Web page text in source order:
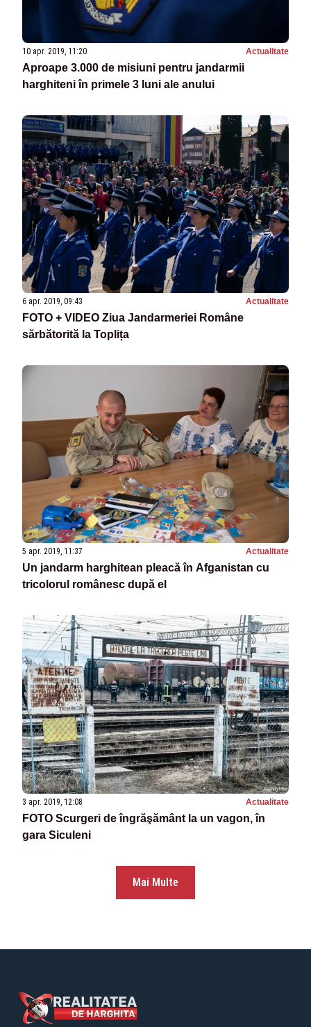
10 apr. 2019, 11:20 Actualitate
Aproape 3.000 de misiuni pentru jandarmii
harghiteni în primele 3 luni ale anului
6 apr. 2019, 09:43 Actualitate
FOTO + VIDEO Ziua Jandarmeriei Române
sărbătorită la Toplița
5 apr. 2019, 11:37 Actualitate
Un jandarm harghitean pleacă în Afganistan cu
tricolorul românesc după el
3 apr. 2019, 12:08 Actualitate
FOTO Scurgeri de îngrăşământ la un vagon, în
gara Siculeni
Mai Multe